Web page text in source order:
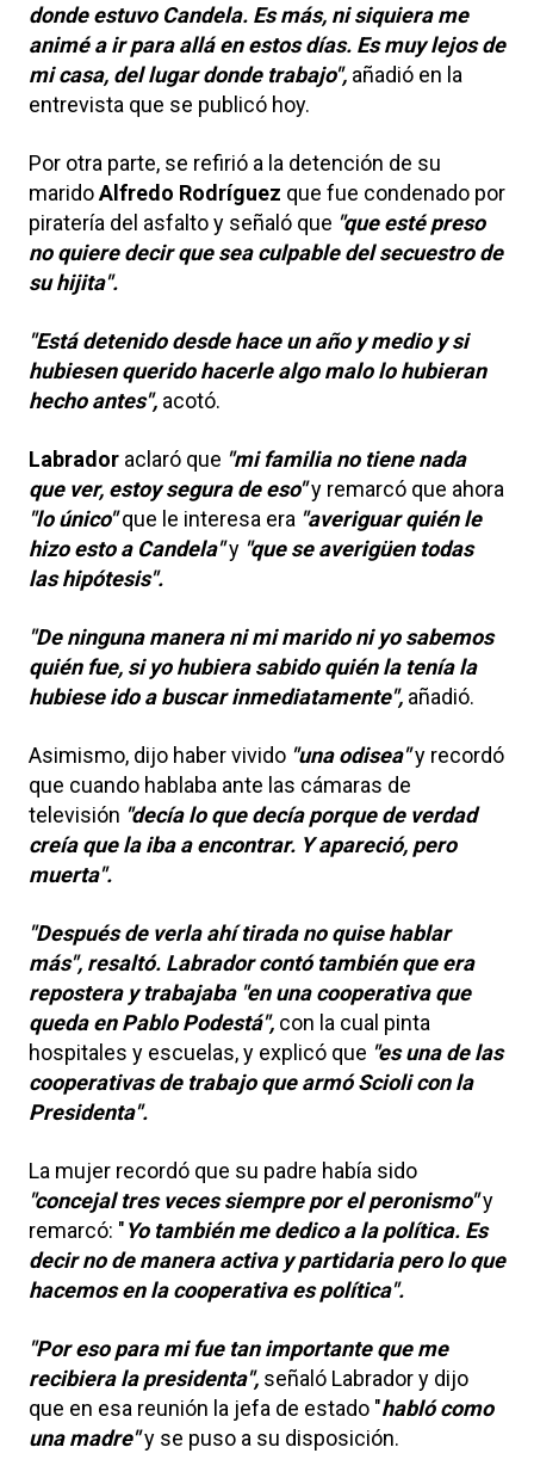
donde estuvo Candela. Es más, ni siquiera me
animé a ir para allá en estos días. Es muy lejos de
mi casa, del lugar donde trabajo", añadió en la
entrevista que se publicó hoy.
Por otra parte, se refirió a la detención de su
maridoAlfredo Rodríguez que fue condenado por
piratería del asfalto y señaló que "que esté preso
no quiere decir que sea culpable del secuestro de
su hijita".
"Está detenido desde hace un año y medio y si
hubiesen querido hacerle algo malo lo hubieran
hecho antes", acotó.
Labrador aclaró que "mi familia no tiene nada
que ver, estoy segura de eso"y remarcó que ahora
"lo único"que le interesa era "averiguar quién le
hizo esto a Candela"y "que se averigüen todas
las hipótesis".
"De ninguna manera ni mi marido ni yo sabemos
quién fue, si yo hubiera sabido quién la tenía la
hubiese ido a buscar inmediatamente", añadió.
Asimismo, dijo haber vivido "una odisea"y recordó
que cuando hablaba ante las cámaras de
televisión "decía lo que decía porque de verdad
creía que la iba a encontrar. Y apareció, pero
muerta".
"Después de verla ahí tirada no quise hablar
más", resaltó. Labrador contó también que era
repostera y trabajaba "en una cooperativa que
queda en Pablo Podestá", con la cual pinta
hospitales y escuelas, y explicó que "es una de las
cooperativas de trabajo que armó Scioli con la
Presidenta".
La mujer recordó que su padre había sido
"concejal tres veces siempre por el peronismo"y
remarcó: "Yo también me dedico a la política. Es
decir no de manera activa y partidaria pero lo que
hacemos en la cooperativa es política".
"Por eso para mi fue tan importante que me
recibiera la presidenta", señaló Labrador y dijo
que en esa reunión la jefa de estado "habló como
una madre"y se puso a su disposición.